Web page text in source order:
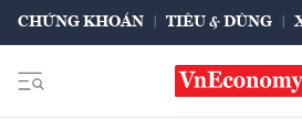
CHỨNG KHOÁN TIÊU & DÙNG